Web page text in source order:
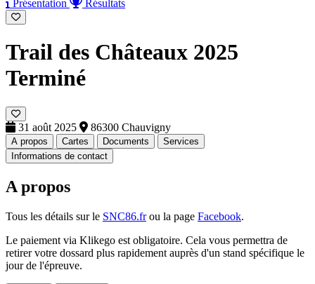
Présentation
Résultats
Trail des Châteaux 2025
Terminé
31 août 2025 86300 Chauvigny
A propos Cartes Documents
Services
Informations de contact
A propos
Tous les détails sur le SNC86.frou la page Facebook.
Le paiement via Klikego est obligatoire. Cela vous permettra de
retirer votre dossard plus rapidement auprès d'un stand spécifique le
jour de l'épreuve.